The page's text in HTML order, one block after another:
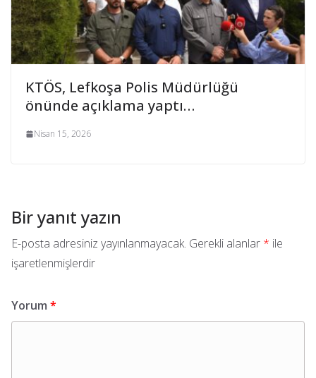
KTÖS, Lefkoşa Polis Müdürlüğü
önünde açıklama yaptı…
Nisan 15, 2026
Bir yanıt yazın
E-posta adresiniz yayınlanmayacak. Gerekli alanlar * ile
işaretlenmişlerdir
Yorum *